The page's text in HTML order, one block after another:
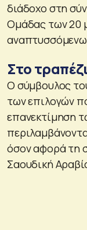
διάδοχο στη
Ομάδας των 20
Στο
Ο σύμβουλος
των επιλογών
επανεκτίμηση
όσον αφορά τη
Σαουδική